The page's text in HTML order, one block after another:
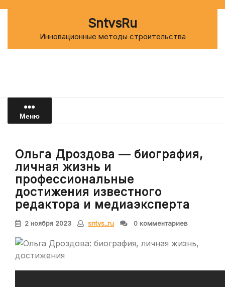
SntvsRu
Инновационные методы строительства
Меню
Ольга Дроздова — биография,
личная жизнь и
профессиональные
достижения известного
редактора и медиаэксперта
2 ноября 2023 sntvs_ru 0 комментариев